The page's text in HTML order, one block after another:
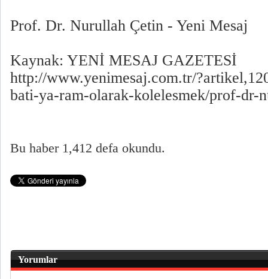
Prof. Dr. Nurullah Çetin - Yeni Mesaj
Kaynak: YENİ MESAJ GAZETESİ
http://www.yenimesaj.com.tr/
bati-ya-ram-olarak-kolelesmek/prof-dr-
Bu haber 1,412 defa okundu.
Yorumlar